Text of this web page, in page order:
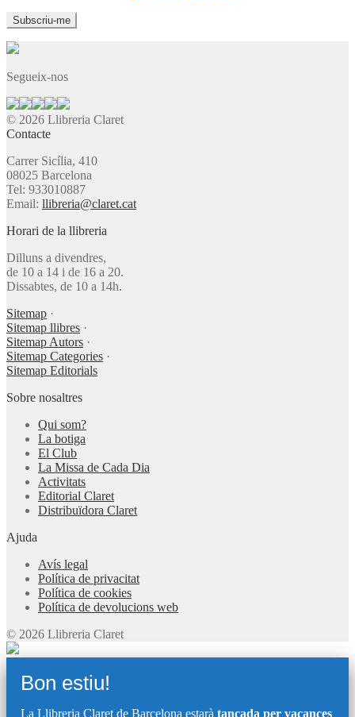
Segueix-nos
© 2026 Llibreria Claret
Contacte
Carrer Sicília, 410
08025 Barcelona
Tel: 933010887
Email: llibreria@claret.cat
Horari de la llibreria
Dilluns a divendres,
de 10 a 14 i de 16 a 20.
Dissabtes, de 10 a 14h.
Sitemap ·
Sitemap llibres ·
Sitemap Autors ·
Sitemap Categories ·
Sitemap Editorials
Sobre nosaltres
Qui som?
La botiga
El Club
La Missa de Cada Dia
Activitats
Editorial Claret
Distribuïdora Claret
Ajuda
Avís legal
Política de privacitat
Política de cookies
Política de devolucions web
© 2026 Llibreria Claret
Bon estiu!
La Llibreria Claret de Barcelona estarà tancada per vacances